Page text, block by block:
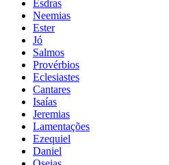
Esdras
Neemias
Ester
Jó
Salmos
Provérbios
Eclesiastes
Cantares
Isaías
Jeremias
Lamentações
Ezequiel
Daniel